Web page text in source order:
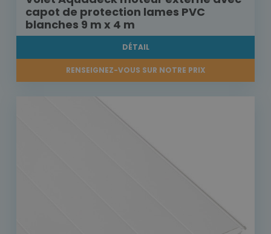
capot de protection lames PVC
blanches 9 m x 4 m
DÉTAIL
RENSEIGNEZ-VOUS SUR NOTRE PRIX